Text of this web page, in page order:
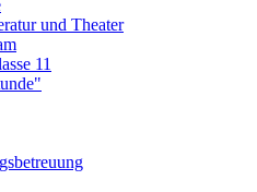
und Theater
11